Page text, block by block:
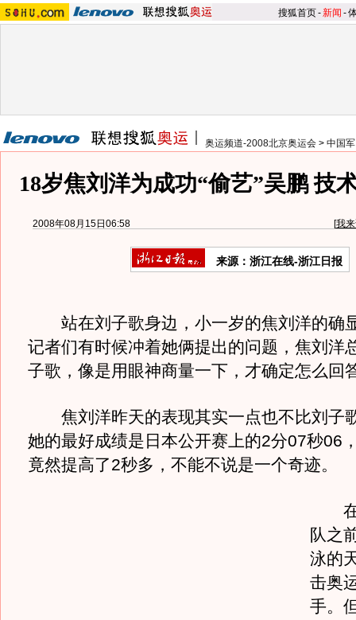
搜狐首页-新闻 -
奥运频道-2008北京奥运会 > 中国
18岁焦刘洋为成功“偷艺”吴鹏 技
2008年08月15日06:58 [我
来源：浙江在线-浙江日报
站在刘子歌身边，小一岁的焦刘洋的确
记者们有时候冲着她俩提出的问题，焦刘洋
子歌，像是用眼神商量一下，才确定怎么回
焦刘洋昨天的表现其实一点也不比刘子
她的最好成绩是日本公开赛上的2分07秒06
竟然提高了2秒多，不能不说是一个奇迹。
在
队之
泳的
击奥
手。